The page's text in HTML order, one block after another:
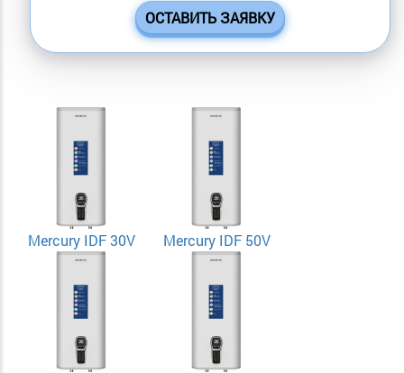
ОСТАВИТЬ ЗАЯВКУ
Mercury IDF 30V Mercury IDF 50V